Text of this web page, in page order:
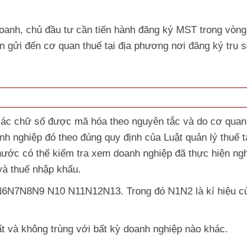
chủ đầu tư cần tiến hành đăng ký MST trong
gửi đến cơ quan thuế tại địa phương nơi đăng ký trụ
chữ số được mã hóa theo nguyên tắc và do cơ
nghiệp đó theo đúng quy định của Luật quản lý thuế
có thể kiểm tra xem doanh nghiệp đã thực hiện
thuế nhập khẩu.
N10 N11N12N13. Trong đó N1N2 là kí hiệu
và không trùng với bất kỳ doanh nghiệp nào khác.